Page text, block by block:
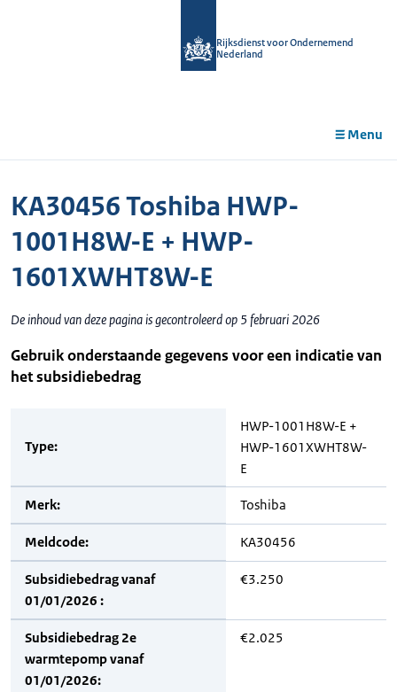
Rijksdienst voor Ondernemend
Nederland
Menu
KA30456 Toshiba HWP-
1001H8W-E + HWP-
1601XWHT8W-E
De inhoud van deze pagina is gecontroleerd op 5 februari 2026
Gebruik onderstaande gegevens voor een indicatie van
het subsidiebedrag
Type:
HWP-1001H8W-E +
HWP-1601XWHT8W-
E
Merk: Toshiba
Meldcode: KA30456
Subsidiebedrag vanaf
01/01/2026 :
€3.250
Subsidiebedrag 2e
warmtepomp vanaf
01/01/2026:
€2.025